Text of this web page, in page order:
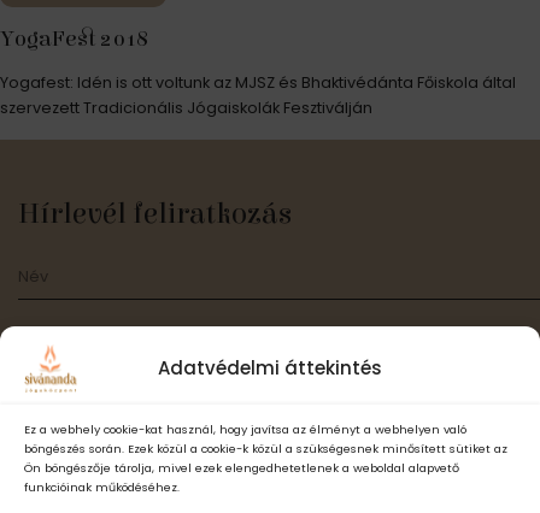
Adatvédelmi áttekintés
Ez a webhely cookie-kat használ, hogy javítsa az élményt a webhelyen való
böngészés során. Ezek közül a cookie-k közül a szükségesnek minősített sütiket az
Ön böngészője tárolja, mivel ezek elengedhetetlenek a weboldal alapvető
funkcióinak működéséhez.
YogaFest 2018
Yogafest: Idén is ott voltunk az MJSZ és Bhaktivédánta Főiskola által
szervezett Tradicionális Jógaiskolák Fesztiválján
Hírlevél feliratkozás
Elfogadom a Sivánanda Jógaközpont Adatvédelmi- és
szabályzatát és hozzájárulok, hogy számomra hírlevelet küldjenek,
adataimat hírlevélküldés céljából kezeljék.